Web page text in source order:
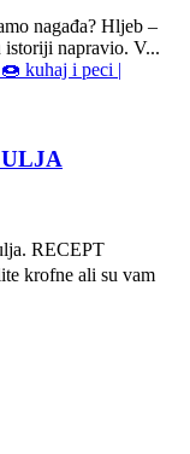
nagađa? Hljeb –
istoriji napravio. V...
RECEPT
krofne ali su vam